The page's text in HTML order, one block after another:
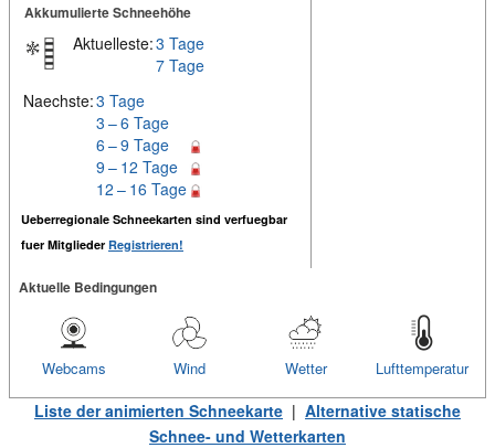
Akkumulierte Schneehöhe
Aktuelleste:3 Tage
7 Tage
Naechste:3 Tage
3 – 6 Tage
6 – 9 Tage
9 – 12 Tage
12 – 16 Tage
Ueberregionale Schneekarten sind verfuegbar
fuer Mitglieder Registrieren!
Aktuelle Bedingungen
Lufttemperatur
Wetter
Wind
Webcams
Liste der animierten Schneekarte | Alternative statische
Schnee- und Wetterkarten